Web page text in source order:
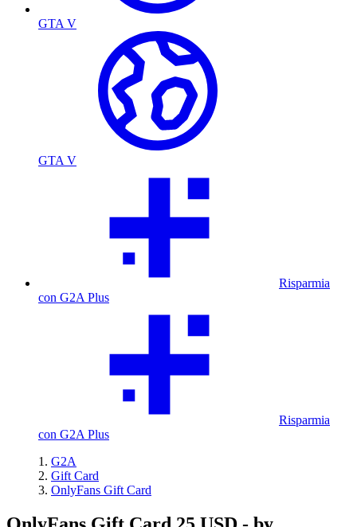
GTA V
GTA V
Risparmia
con G2A Plus
Risparmia
con G2A Plus
G2A
Gift Card
OnlyFans Gift Card